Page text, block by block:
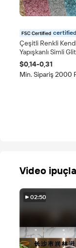
certified
Çeşitli Renkli
Yapışkanlı Simli
Kağıt Tabakası
Hediye Kartları ve
Projeler için
$0,14-0,31
Min. Sipariş 2000
Video
02:50